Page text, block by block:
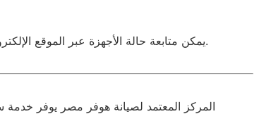
يمكن متابعة حالة الأجهزة عبر الموقع الإلكتروني، مع الحصول على إشعارات دورية حول موعد زيارة الفني ومدة الإصلاح. هذه الخدمة تسهّل على العملاء تنظيم وقتهم وتضمن راحة البال.
المركز المعتمد لصيانة هوفر مصر يوفر خدمة